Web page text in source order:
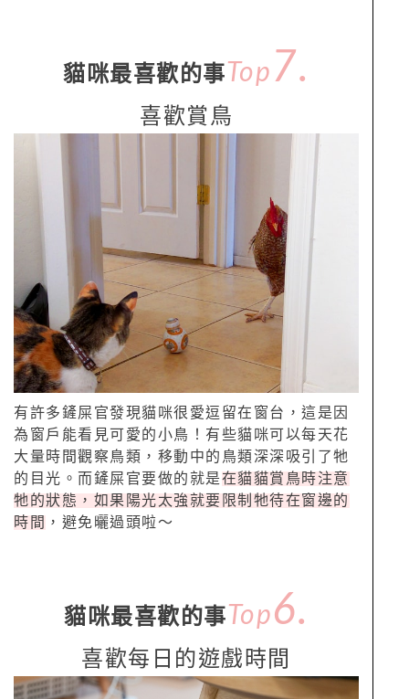
貓咪最喜歡的事 Top 7.
喜歡賞鳥
有許多鏟屎官發現貓咪很愛逗留在窗台，這是因
為窗戶能看見可愛的小鳥！有些貓咪可以每天花
大量時間觀察鳥類，移動中的鳥類深深吸引了牠
的目光。而鏟屎官要做的就是在貓貓賞鳥時注意
牠的狀態，如果陽光太強就要限制牠待在窗邊的
時間 ，避免曬過頭啦～
貓咪最喜歡的事 Top6.
喜歡每日的遊戲時間